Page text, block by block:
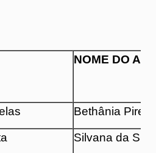
NOME DO
Bethânia Pires
Silvana da